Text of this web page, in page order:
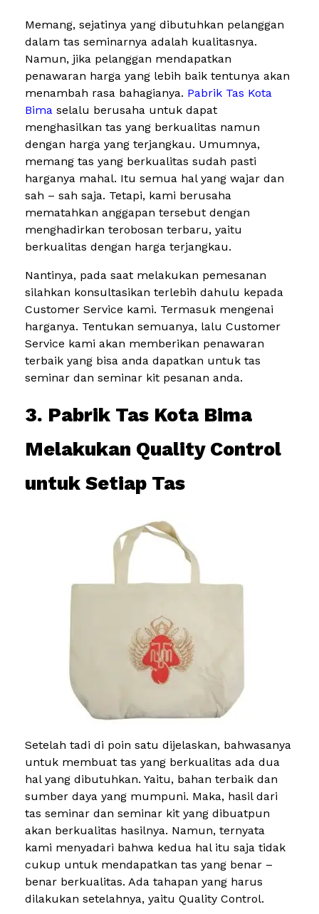
Memang, sejatinya yang dibutuhkan pelanggan
dalam tas seminarnya adalah kualitasnya.
Namun, jika pelanggan mendapatkan
penawaran harga yang lebih baik tentunya akan
menambah rasa bahagianya. Pabrik Tas Kota
Bima selalu berusaha untuk dapat
menghasilkan tas yang berkualitas namun
dengan harga yang terjangkau. Umumnya,
memang tas yang berkualitas sudah pasti
harganya mahal. Itu semua hal yang wajar dan
sah – sah saja. Tetapi, kami berusaha
mematahkan anggapan tersebut dengan
menghadirkan terobosan terbaru, yaitu
berkualitas dengan harga terjangkau.
Nantinya, pada saat melakukan pemesanan
silahkan konsultasikan terlebih dahulu kepada
Customer Service kami. Termasuk mengenai
harganya. Tentukan semuanya, lalu Customer
Service kami akan memberikan penawaran
terbaik yang bisa anda dapatkan untuk tas
seminar dan seminar kit pesanan anda.
3. Pabrik Tas Kota Bima
Melakukan Quality Control
untuk Setiap Tas
Setelah tadi di poin satu dijelaskan, bahwasanya
untuk membuat tas yang berkualitas ada dua
hal yang dibutuhkan. Yaitu, bahan terbaik dan
sumber daya yang mumpuni. Maka, hasil dari
tas seminar dan seminar kit yang dibuatpun
akan berkualitas hasilnya. Namun, ternyata
kami menyadari bahwa kedua hal itu saja tidak
cukup untuk mendapatkan tas yang benar –
benar berkualitas. Ada tahapan yang harus
dilakukan setelahnya, yaitu Quality Control.